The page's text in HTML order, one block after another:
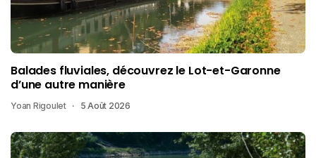
Balades fluviales, découvrez le Lot-et-Garonne
d’une autre manière
Yoan Rigoulet 5 Août 2026